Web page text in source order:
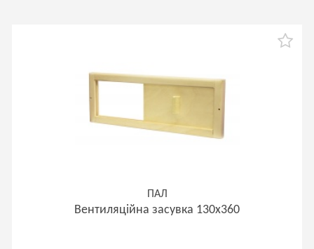
ПАЛ
Вентиляційна засувка 130х360